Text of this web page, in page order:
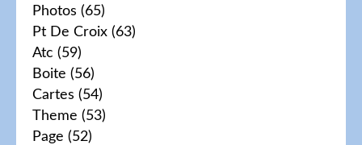
Photos (65)
Pt De Croix (63)
Atc (59)
Boite (56)
Cartes (54)
Theme (53)
Page (52)